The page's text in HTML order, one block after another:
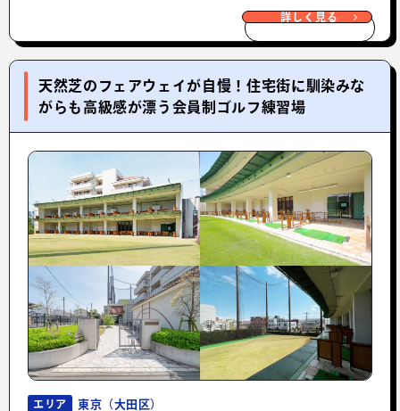
詳しく見る
天然芝のフェアウェイが自慢！住宅街に馴染みな
がらも高級感が漂う会員制ゴルフ練習場
エリア 東京（大田区）